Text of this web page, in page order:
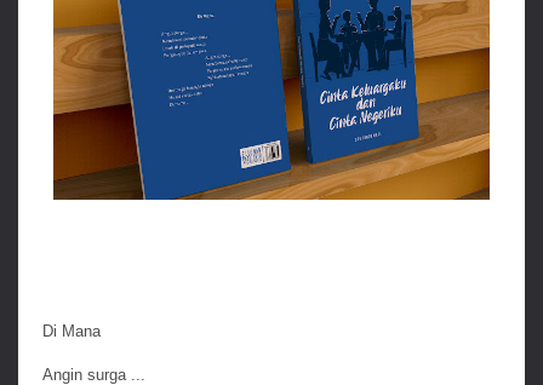
Di Mana
Angin surga ...